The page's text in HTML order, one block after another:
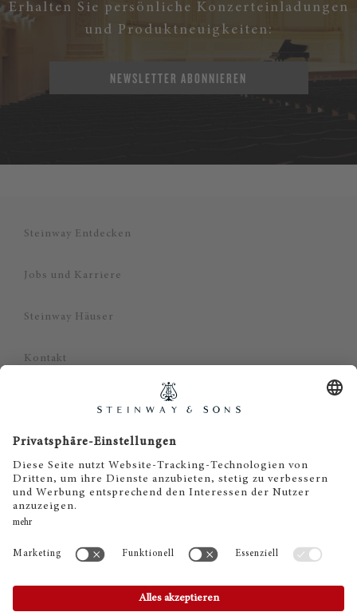
Erhalten Sie persönliche Konzerteinladungen
und Produktneuigkeiten:
NEWSLETTER ABONNIEREN
Steinway Entdecken
Jobs und Karriere
Steinway Häuser
Kontakt
Impressum
Haftungsausschluss
Cookie Zustimmung